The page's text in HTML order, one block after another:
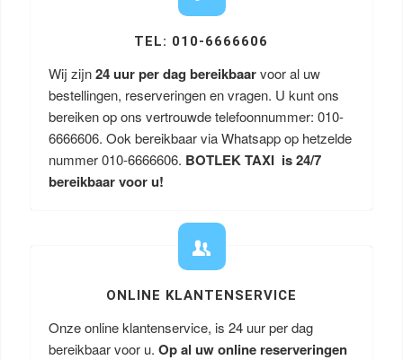
TEL: 010-6666606
Wij zijn24 uur per dag bereikbaarvoor al uw
bestellingen, reserveringen en vragen. U kunt ons
bereiken op ons vertrouwde telefoonnummer: 010-
6666606. Ook bereikbaar via Whatsapp op hetzelde
nummer 010-6666606. BOTLEK TAXI is 24/7
bereikbaar voor u!
ONLINE KLANTENSERVICE
Onze online klantenservice, is 24 uur per dag
bereikbaar voor u. Op al uw online reserveringen